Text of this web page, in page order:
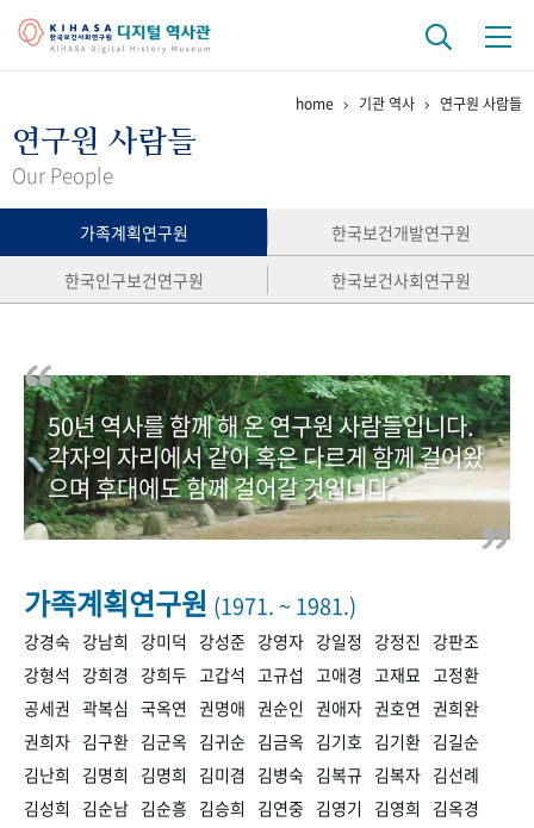
걸어온 길 기관 변천사
연구 역사
정책과 연구 키워드로 보는 연구 역사
연구자들
간행물 변천사
기록물 아카이브
사진 아카이브 문서 기록물 행정박물 영상 기록물
50+1주년 기념
+1
VR 역사관
home 기관 역사 연구원 사람들
연구원 사람들
Our People
가족계획연구원
한국보건개발연구원
한국인구보건연구원
한국보건사회연구원
50년 역사를 함께 해 온 연구원 사람들입니다.
각자의 자리에서 같이 혹은 다르게 함께 걸어왔
으며 후대에도 함께 걸어갈 것입니다.
가족계획연구원 (1971. ~ 1981.)
강경숙 강남희 강미덕 강성준 강영자 강일정 강정진
강판조
강형석
강희경 강희두 고갑석 고규섭 고애경 고재묘 고정환
공세권 곽복심 국옥연 권명애 권순인 권애자 권호연 권희완
권희자 김구환 김군옥 김귀순 김금옥 김기호 김기환 김길순
김난희
김명희 김명희 김미겸 김병숙 김복규 김복자 김선례
김성희
김순남 김순흥 김승희 김연중 김영기 김영희
김옥경